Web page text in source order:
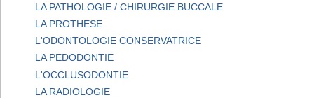
LA PATHOLOGIE / CHIRURGIE BUCCALE
LA PROTHESE
L'ODONTOLOGIE CONSERVATRICE
LA PEDODONTIE
L'OCCLUSODONTIE
LA RADIOLOGIE